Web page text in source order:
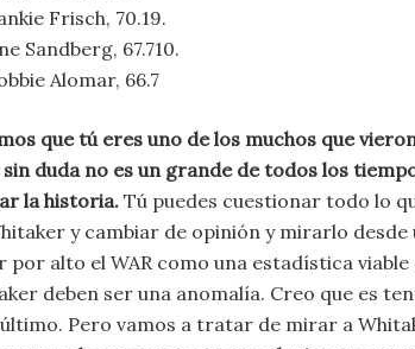
Frisch, 70.19.
Sandberg, 67.710.
Alomar, 66.7
que tú eres uno de los muchos que
duda no es un grande de todos los
la historia. Tú puedes cuestionar todo lo
y cambiar de opinión y mirarlo desde
por alto el WAR como una estadística
deben ser una anomalía. Creo que es
Pero vamos a tratar de mirar a